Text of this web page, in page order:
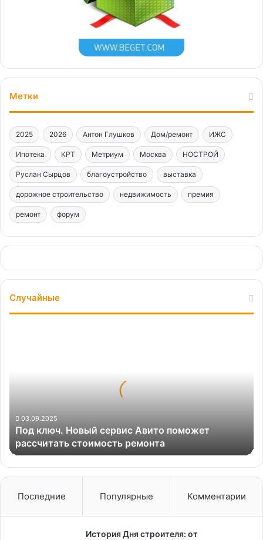
Метки
2025 2026 Антон Глушков Дом/ремонт ИЖС
Ипотека КРТ Метриум Москва НОСТРОЙ
Руслан Сырцов благоустройство выставка
дорожное строительство недвижимость премия
ремонт форум
Случайные
стоимость
ремонта
03.09.2025
Под ключ. Новый сервис Авито поможет
рассчитать стоимость ремонта
Последние Популярные Комментарии
История Дня строителя: от